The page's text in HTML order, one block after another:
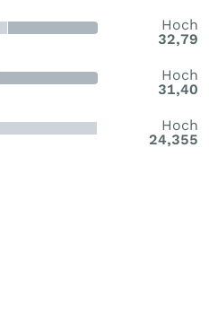
Hoch
32,79
Hoch
31,40
Hoch
24,355